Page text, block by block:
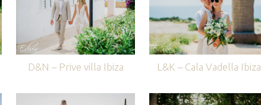
D&N – Prive villa Ibiza L&K – Cala Vadella Ibiza